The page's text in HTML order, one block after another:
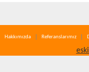
Hakkımızda Referanslarımız